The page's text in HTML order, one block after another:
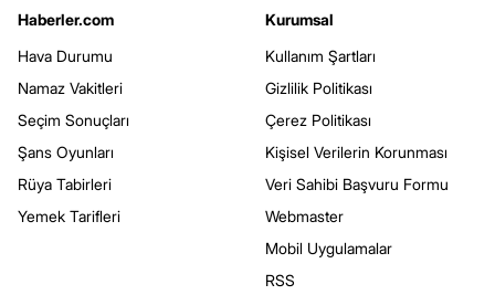
Haberler.com
Hava Durumu
Namaz Vakitleri
Seçim Sonuçları
Şans Oyunları
Rüya Tabirleri
Yemek Tarifleri
Kurumsal
Kullanım Şartları
Gizlilik Politikası
Çerez Politikası
Kişisel Verilerin Korunması
Veri Sahibi Başvuru Formu
Webmaster
Mobil Uygulamalar
RSS